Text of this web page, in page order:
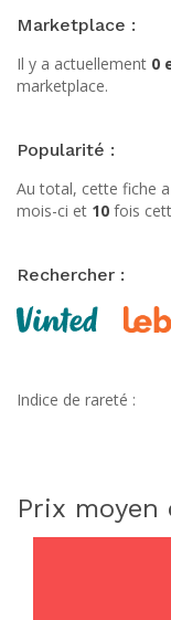
Marketplace :
Il y a actuellement 0
marketplace.
Popularité :
Au total, cette fiche
mois-ci et 10 fois
Rechercher :
Indice de rareté :
Prix moyen